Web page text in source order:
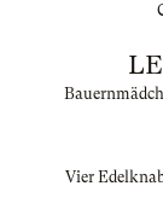
Vier